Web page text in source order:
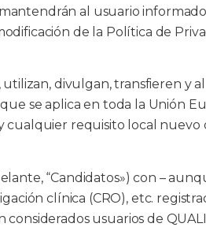
al usuario
de la Política de
divulgan, transfieren y
se aplica en toda la Unión
cualquier requisito local nuevo
“Candidatos») con –
clínica (CRO), etc.
usuarios de